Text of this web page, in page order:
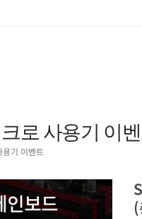
로 사용기 이
기 이벤트